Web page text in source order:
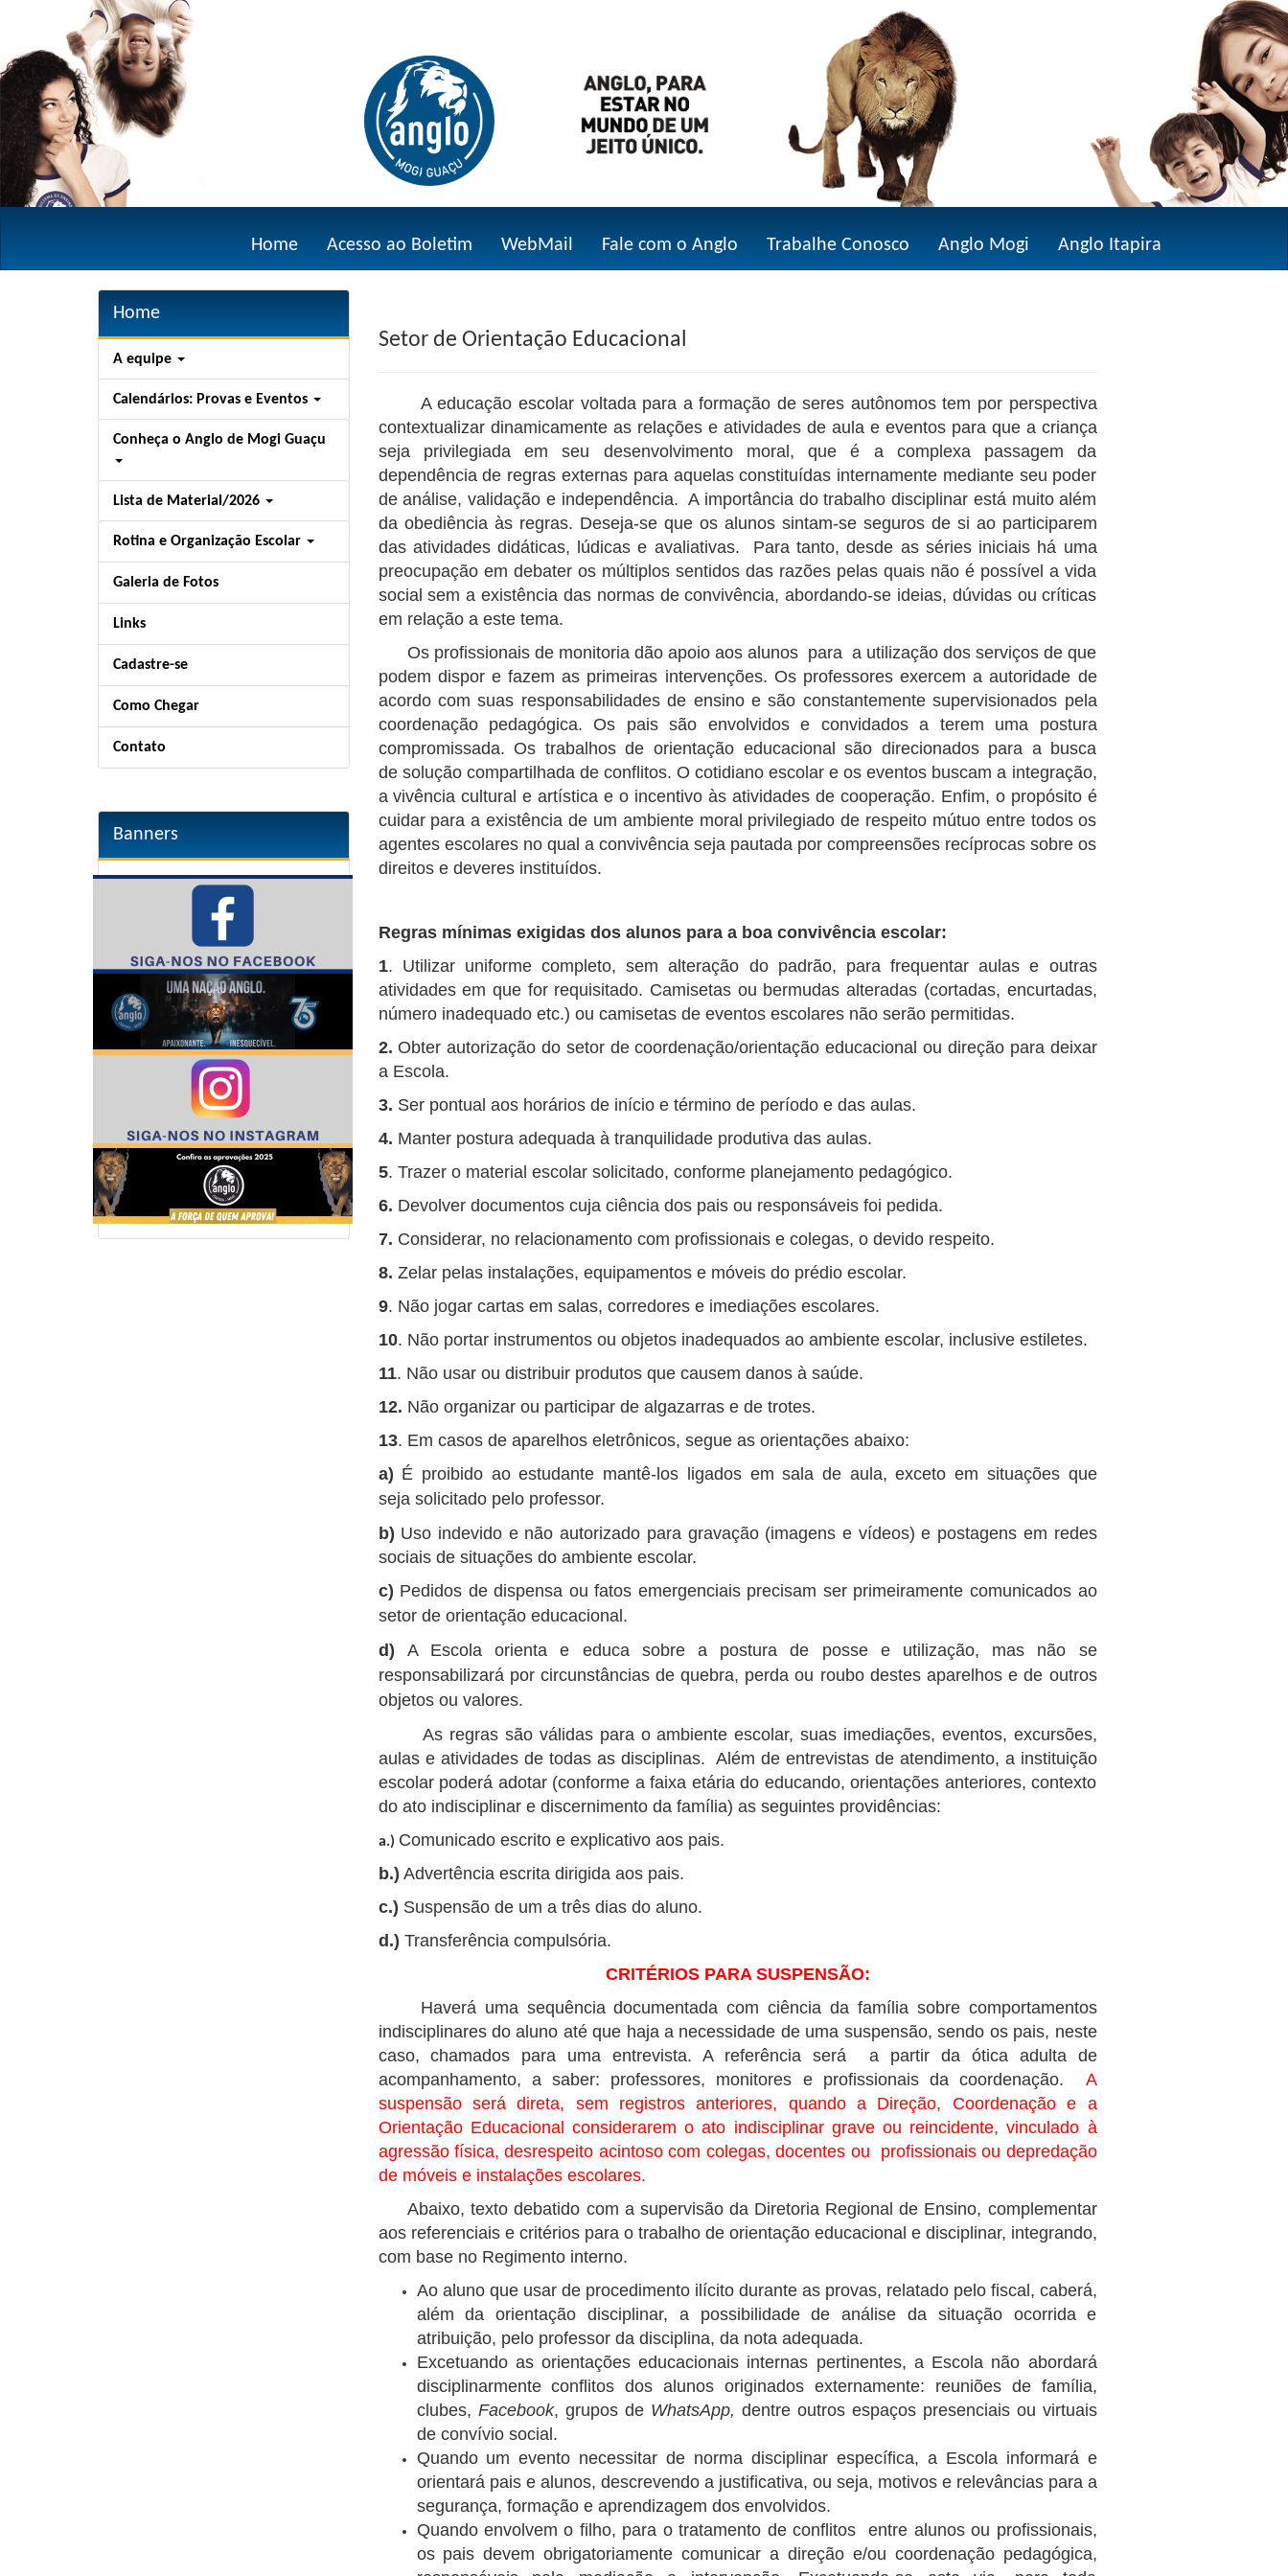
Home Acesso ao Boletim WebMail Fale com o Anglo Trabalhe Conosco Anglo Mogi Anglo Itapira
Home
A equipe
Calendários: Provas e Eventos
Conheça o Anglo de Mogi Guaçu
Lista de Material/2026
Rotina e Organização Escolar
Galeria de Fotos
Links
Cadastre-se
Como Chegar
Contato
Banners
Setor de Orientação Educacional
A educação escolar voltada para a formação de seres autônomos tem por perspectiva
contextualizar dinamicamente as relações e atividades de aula e eventos para que a criança
seja privilegiada em seu desenvolvimento moral, que é a complexa passagem da
dependência de regras externas para aquelas constituídas internamente mediante seu poder
de análise, validação e independência. A importância do trabalho disciplinar está muito além
da obediência às regras. Deseja-se que os alunos sintam-se seguros de si ao participarem
das atividades didáticas, lúdicas e avaliativas. Para tanto, desde as séries iniciais há uma
preocupação em debater os múltiplos sentidos das razões pelas quais não é possível a vida
social sem a existência das normas de convivência, abordando-se ideias, dúvidas ou críticas
em relação a este tema.
Os profissionais de monitoria dão apoio aos alunos para a utilização dos serviços de que
podem dispor e fazem as primeiras intervenções. Os professores exercem a autoridade de
acordo com suas responsabilidades de ensino e são constantemente supervisionados pela
coordenação pedagógica. Os pais são envolvidos e convidados a terem uma postura
compromissada. Os trabalhos de orientação educacional são direcionados para a busca
de solução compartilhada de conflitos. O cotidiano escolar e os eventos buscam a integração,
a vivência cultural e artística e o incentivo às atividades de cooperação. Enfim, o propósito é
cuidar para a existência de um ambiente moral privilegiado de respeito mútuo entre todos os
agentes escolares no qual a convivência seja pautada por compreensões recíprocas sobre os
direitos e deveres instituídos.
Regras mínimas exigidas dos alunos para a boa convivência escolar:
1. Utilizar uniforme completo, sem alteração do padrão, para frequentar aulas e outras
atividades em que for requisitado. Camisetas ou bermudas alteradas (cortadas, encurtadas,
número inadequado etc.) ou camisetas de eventos escolares não serão permitidas.
2. Obter autorização do setor de coordenação/orientação educacional ou direção para deixar
a Escola.
3. Ser pontual aos horários de início e término de período e das aulas.
4. Manter postura adequada à tranquilidade produtiva das aulas.
5. Trazer o material escolar solicitado, conforme planejamento pedagógico.
6. Devolver documentos cuja ciência dos pais ou responsáveis foi pedida.
7. Considerar, no relacionamento com profissionais e colegas, o devido respeito.
8. Zelar pelas instalações, equipamentos e móveis do prédio escolar.
9. Não jogar cartas em salas, corredores e imediações escolares.
10. Não portar instrumentos ou objetos inadequados ao ambiente escolar, inclusive estiletes.
11. Não usar ou distribuir produtos que causem danos à saúde.
12. Não organizar ou participar de algazarras e de trotes.
13. Em casos de aparelhos eletrônicos, segue as orientações abaixo:
a) É proibido ao estudante mantê-los ligados em sala de aula, exceto em situações que
seja solicitado pelo professor.
b) Uso indevido e não autorizado para gravação (imagens e vídeos) e postagens em redes
sociais de situações do ambiente escolar.
c) Pedidos de dispensa ou fatos emergenciais precisam ser primeiramente comunicados ao
setor de orientação educacional.
d) A Escola orienta e educa sobre a postura de posse e utilização, mas não se
responsabilizará por circunstâncias de quebra, perda ou roubo destes aparelhos e de outros
objetos ou valores.
As regras são válidas para o ambiente escolar, suas imediações, eventos, excursões,
aulas e atividades de todas as disciplinas. Além de entrevistas de atendimento, a instituição
escolar poderá adotar (conforme a faixa etária do educando, orientações anteriores, contexto
do ato indisciplinar e discernimento da família) as seguintes providências:
a.) Comunicado escrito e explicativo aos pais.
b.) Advertência escrita dirigida aos pais.
c.) Suspensão de um a três dias do aluno.
d.) Transferência compulsória.
CRITÉRIOS PARA SUSPENSÃO:
Haverá uma sequência documentada com ciência da família sobre comportamentos
indisciplinares do aluno até que haja a necessidade de uma suspensão, sendo os pais, neste
caso, chamados para uma entrevista. A referência será a partir da ótica adulta de
acompanhamento, a saber: professores, monitores e profissionais da coordenação. A
suspensão será direta, sem registros anteriores, quando a Direção, Coordenação e a
Orientação Educacional considerarem o ato indisciplinar grave ou reincidente, vinculado à
agressão física, desrespeito acintoso com colegas, docentes ou profissionais ou depredação
de móveis e instalações escolares.
Abaixo, texto debatido com a supervisão da Diretoria Regional de Ensino, complementar
aos referenciais e critérios para o trabalho de orientação educacional e disciplinar, integrando,
com base no Regimento interno.
Ao aluno que usar de procedimento ilícito durante as provas, relatado pelo fiscal, caberá,
além da orientação disciplinar, a possibilidade de análise da situação ocorrida e
atribuição, pelo professor da disciplina, da nota adequada.
Excetuando as orientações educacionais internas pertinentes, a Escola não abordará
disciplinarmente conflitos dos alunos originados externamente: reuniões de família,
clubes, Facebook, grupos de WhatsApp, dentre outros espaços presenciais ou virtuais
de convívio social.
Quando um evento necessitar de norma disciplinar específica, a Escola informará e
orientará pais e alunos, descrevendo a justificativa, ou seja, motivos e relevâncias para a
segurança, formação e aprendizagem dos envolvidos.
Quando envolvem o filho, para o tratamento de conflitos entre alunos ou profissionais,
os pais devem obrigatoriamente comunicar a direção e/ou coordenação pedagógica,